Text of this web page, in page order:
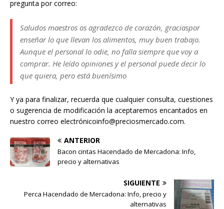
pregunta por correo:
Saludos maestros os agradezco de corazón, graciaspor
enseñar lo que llevan los alimentos, muy buen trabajo.
Aunque el personal lo odie, no falla siempre que voy a
comprar. He leído opiniones y el personal puede decir lo
que quiera, pero está buenísimo
Y ya para finalizar, recuerda que cualquier consulta, cuestiones
o sugerencia de modificación la aceptaremos encantados en
nuestro correo electrónicoinfo@preciosmercado.com.
ANTERIOR
Bacon cintas Hacendado de Mercadona: Info,
precio y alternativas
SIGUIENTE
Perca Hacendado de Mercadona: Info, precio y
alternativas